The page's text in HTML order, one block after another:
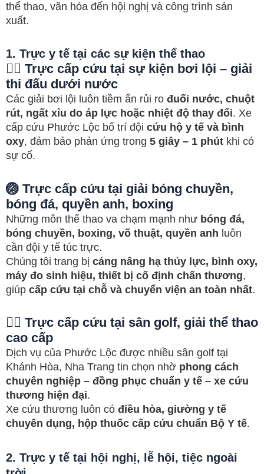
thể thao, văn hóa đến hội nghị và công trình sản
xuất.
1. Trực y tế tại các sự kiện thể thao
🏊‍♂️ Trực cấp cứu tại sự kiện bơi lội – giải
thi đấu dưới nước
Các giải bơi lội luôn tiềm ẩn rủi ro đuối nước, chuột
rút, ngất xỉu do áp lực hoặc nhiệt độ thay đổi. Xe
cấp cứu Phước Lộc bố trí đội cứu hộ y tế và bình
oxy, đảm bảo phản ứng trong 5 giây – 1 phút khi có
sự cố.
🏐 Trực cấp cứu tại giải bóng chuyền,
bóng đá, quyền anh, boxing
Những môn thể thao va chạm mạnh như bóng đá,
bóng chuyền, boxing, võ thuật, quyền anh luôn
cần đội y tế túc trực.
Chúng tôi trang bị cáng nâng hạ thủy lực, bình oxy,
máy đo sinh hiệu, thiết bị cố định chấn thương,
giúp cấp cứu tại chỗ và chuyển viện an toàn nhất.
🏌️‍♂️ Trực cấp cứu tại sân golf, giải thể thao
cao cấp
Dịch vụ của Phước Lộc được nhiều sân golf tại
Khánh Hòa, Nha Trang tin chọn nhờ phong cách
chuyên nghiệp – đồng phục chuẩn y tế – xe cứu
thương hiện đại.
Xe cứu thương luôn có điều hòa, giường y tế
chuyên dụng, hộp thuốc cấp cứu chuẩn Bộ Y tế.
2. Trực y tế tại hội nghị, lễ hội, tiệc ngoài